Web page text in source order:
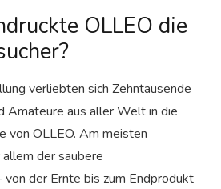
OLLEO die
verliebten sich Zehntausende
Amateure aus aller Welt in die
von OLLEO. Am meisten
der saubere
der Ernte bis zum Endprodukt